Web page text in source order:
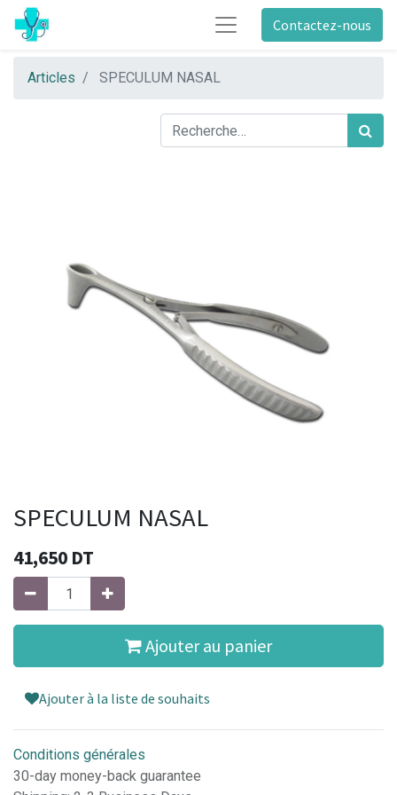
Contactez-nous
Articles SPECULUM NASAL
SPECULUM NASAL
41,650 DT
Ajouter au panier
Ajouter à la liste de souhaits
Conditions générales
30-day money-back guarantee